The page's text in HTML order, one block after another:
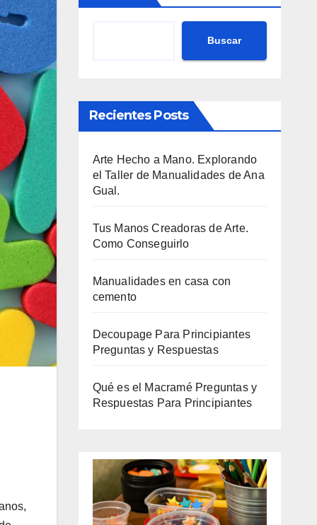
Buscar
Recientes Posts
Arte Hecho a Mano. Explorando
el Taller de Manualidades de Ana
Gual.
Tus Manos Creadoras de Arte.
Como Conseguirlo
Manualidades en casa con
cemento
Decoupage Para Principiantes
Preguntas y Respuestas
Qué es el Macramé Preguntas y
Respuestas Para Principiantes